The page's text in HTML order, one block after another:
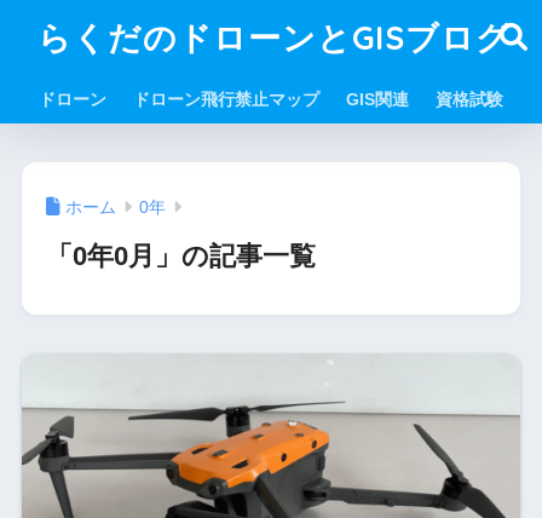
らくだのドローンとGISブログ
ドローン ドローン飛行禁止マップ GIS関連 資格試験
ホーム 0年
「0年0月」の記事一覧